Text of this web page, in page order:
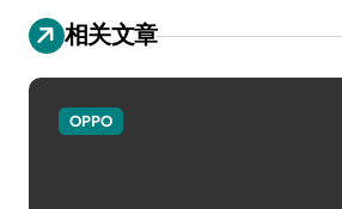
相关文章
OPPO